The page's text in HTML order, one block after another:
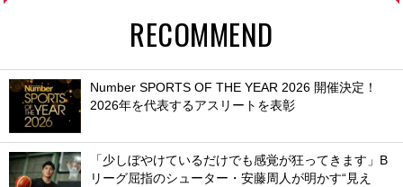
RECOMMEND
Number SPORTS OF THE YEAR 2026 開催決定！
2026年を代表するアスリートを表彰
「少しぼやけているだけでも感覚が狂ってきます」B
リーグ屈指のシューター・安藤周人が明かす“見え